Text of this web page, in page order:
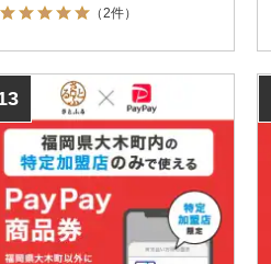
はPayPay商品券を受け取れませんの
（2件）